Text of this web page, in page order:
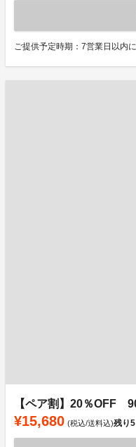
ご提供予定時期：7営業日以内
【ペア割】20％OFF
¥15,680 (税込/送料込)残り5